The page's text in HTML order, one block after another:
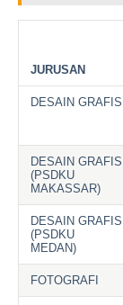
JURUSAN
DESAIN GRAFIS
DESAIN GRAFIS
(PSDKU
MAKASSAR)
DESAIN GRAFIS
(PSDKU
MEDAN)
FOTOGRAFI